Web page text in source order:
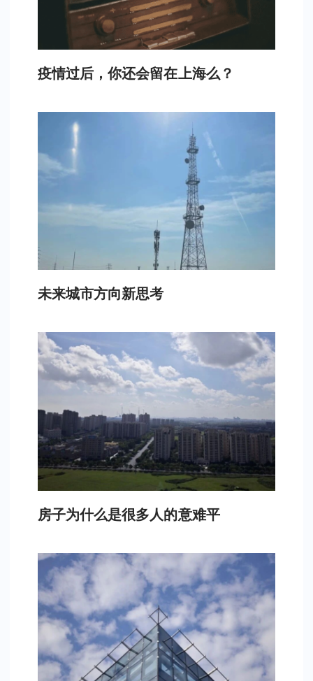
疫情过后，你还会留在上海么？
未来城市方向新思考
房子为什么是很多人的意难平